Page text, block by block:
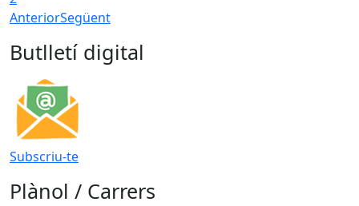
AnteriorSegüent
Butlletí digital
Subscriu-te
Plànol / Carrers